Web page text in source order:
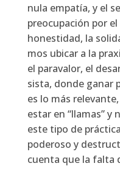
nula empa­tía, y el
preo­cu­pa­ción por
hones­ti­dad, la
mos ubi­car a la
el para­va­lor, el
sis­ta, don­de ganar
es lo más
estar en “lla­mas” y
este tipo de
pode­ro­so y
cuen­ta que la fal­ta